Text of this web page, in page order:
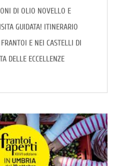
DI OLIO NOVELLO E
GUIDATA! ITINERARIO
E NEI CASTELLI DI
DELLE ECCELLENZE